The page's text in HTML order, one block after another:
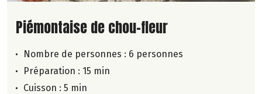
Lire la suite de la recette
Piémontaise de chou-fleur
Nombre de personnes : 6 personnes
Préparation : 15 min
Cuisson : 5 min